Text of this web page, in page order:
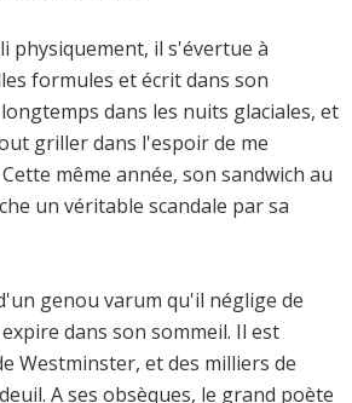
physiquement, il s'évertue à
formules et écrit dans son
dans les nuits glaciales, et
griller dans l'espoir de me
même année, son sandwich au
un véritable scandale par sa
genou varum qu'il néglige de
dans son sommeil. Il est
Westminster, et des milliers de
A ses obsèques, le grand poète